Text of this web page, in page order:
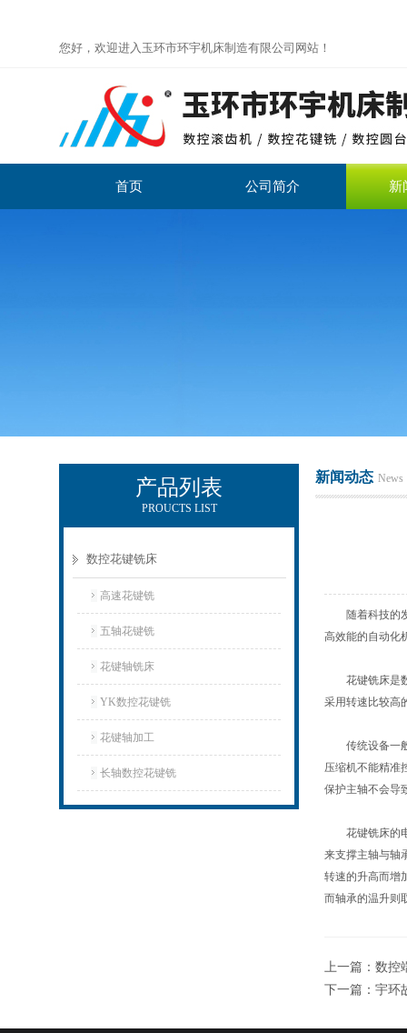
您好，欢迎进入玉环市环宇机床制造有限公司网站！
首页 公司简介 新
产品列表
PROUCTS LIST
数控花键铣床
高速花键铣
五轴花键铣
花键轴铣床
YK数控花键铣
花键轴加工
长轴数控花键铣
新闻动态 News
随着科技的发
高效能的自动化
花键铣床是数
采用转速比较高
传统设备一般
压缩机不能精准
保护主轴不会导
花键铣床的电
来支撑主轴与轴
转速的升高而增
而轴承的温升则
上一篇： 数控
下一篇： 宇环